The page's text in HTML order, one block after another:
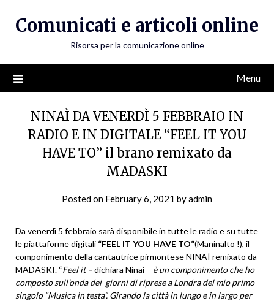
Comunicati e articoli online
Risorsa per la comunicazione online
Menu
NINAÌ DA VENERDÌ 5 FEBBRAIO IN
RADIO E IN DIGITALE “FEEL IT YOU
HAVE TO” il brano remixato da
MADASKI
Posted on February 6, 2021 byadmin
Da venerdì 5 febbraio sarà disponibile in tutte le radio e su tutte
le piattaforme digitali “FEEL IT YOU HAVE TO”(Maninalto !), il
componimento della cantautrice pirmontese NINAÌ remixato da
MADASKI. “Feel it –dichiara Ninaì – è un componimento che ho
composto sull’onda dei giorni di riprese a Londra del mio primo
singolo “Musica in testa”. Girando la città in lungo e in largo per